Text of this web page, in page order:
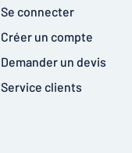
Se connecter
Créer un compte
Demander un devis
Service clients